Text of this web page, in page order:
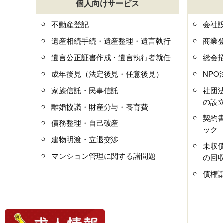
個人向けサービス
不動産登記
遺産相続手続・遺産整理・遺言執行
遺言公正証書作成・遺言執行者就任
成年後見（法定後見・任意後見）
家族信託・民事信託
離婚協議・財産分与・養育費
債務整理・自己破産
建物明渡・立退交渉
マンション管理に関する諸問題
会社
商業
総会
NPO
社団
の設
契約
ック
未収
の回
債権